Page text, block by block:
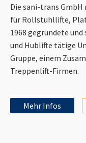
Die sani-trans
für Rollstuhllifte,
1968 gegründete
und Hublifte tätige
Gruppe, einem
Treppenlift-Firmen.
Mehr Infos